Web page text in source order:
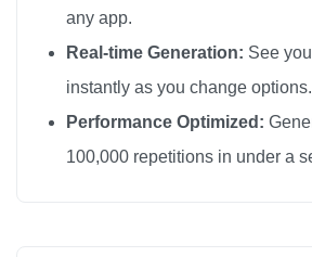
ハローキティ
ハローキティ
ハローキティ
ハローキティ
ハローキティ
any app.
Real-time Generation: See
instantly as you change options.
Performance Optimized:
100,000 repetitions in under a